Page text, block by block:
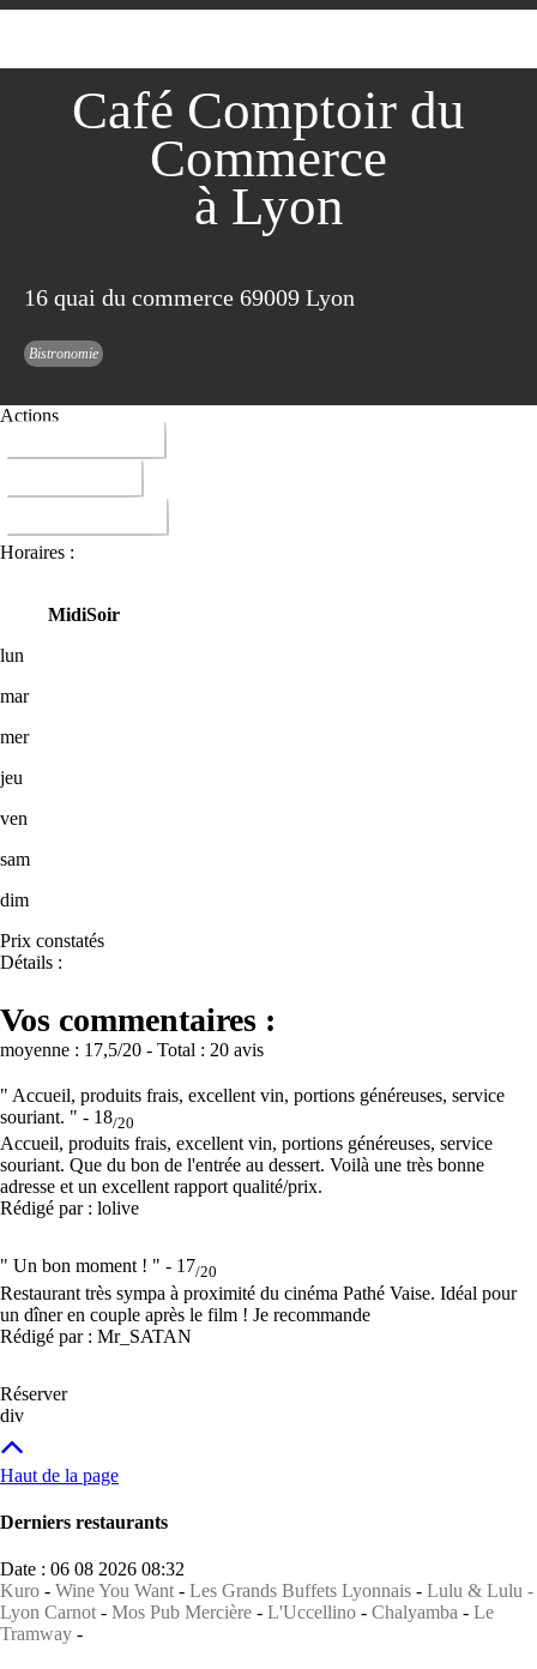
Café Comptoir du
Commerce
à Lyon
16 quai du commerce 69009 Lyon
Bistronomie
Actions
Horaires :
MidiSoir
lun
mar
mer
jeu
ven
sam
dim
Prix constatés
Détails :
Vos commentaires :
moyenne : 17,5/20 - Total : 20 avis
" Accueil, produits frais, excellent vin, portions généreuses, service
souriant. " - 18/20
Accueil, produits frais, excellent vin, portions généreuses, service
souriant. Que du bon de l'entrée au dessert. Voilà une très bonne
adresse et un excellent rapport qualité/prix.
Rédigé par : lolive
" Un bon moment ! " - 17/20
Restaurant très sympa à proximité du cinéma Pathé Vaise. Idéal pour
un dîner en couple après le film ! Je recommande
Rédigé par : Mr_SATAN
Réserver
div
Haut de la page
Derniers restaurants
Date : 06 08 2026 08:32
Kuro - Wine You Want - Les Grands Buffets Lyonnais - Lulu & Lulu -
Lyon Carnot - Mos Pub Mercière - L'Uccellino - Chalyamba - Le
Tramway -